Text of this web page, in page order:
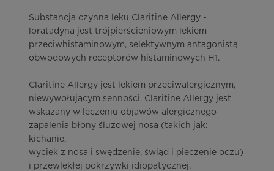
Substancja czynna leku Claritine Allergy -
loratadyna jest trójpierścieniowym lekiem
przeciwhistaminowym, selektywnym antagonistą
obwodowych receptorów histaminowych H1.
Claritine Allergy jest lekiem przeciwalergicznym,
niewywołującym senności. Claritine Allergy jest
wskazany w leczeniu objawów alergicznego
zapalenia błony śluzowej nosa (takich jak:
kichanie,
wyciek z nosa i swędzenie, świąd i pieczenie oczu)
i przewlekłej pokrzywki idiopatycznej.